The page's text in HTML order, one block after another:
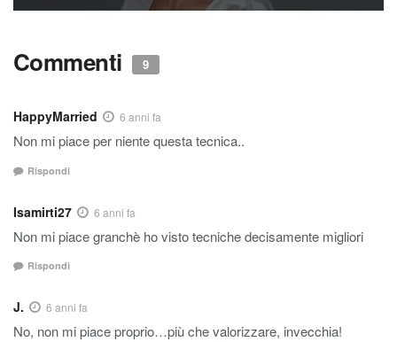
Commenti 9
HappyMarried 6 anni fa
Non mi piace per niente questa tecnica..
Rispondi
Isamirti27 6 anni fa
Non mi piace granchè ho visto tecniche decisamente migliori
Rispondi
J. 6 anni fa
No, non mi piace proprio…più che valorizzare, invecchia!